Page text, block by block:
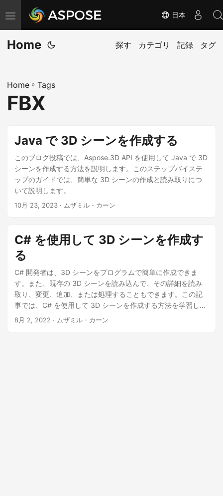
ナ
ビ
ゲ
ョ
ン
り
替
え
日本
Home 探す カテゴリ 記録 タグ
Home » Tags
FBX
Java で 3D シーンを作成する
このブログ投稿では、Aspose.3D API を使用して Java で 3D
シーンを作成する方法を説明します。このステップバイステ
ップのガイドでは、簡単な 3D シーンの作成と読み取りにつ
いて説明します。
10月 23, 2023 · ムザミル・カーン
C# を使用して 3D シーンを作成す
る
C# 開発者は、3D シーンをプログラムで簡単に作成できま
す。また、既存の 3D シーンを読み込んで、その詳細を読み
取り、変更、追加、または処理することもできます。この記
事では、C# を使用して 3D シーンを作成する方法を学習しま
す。
8月 2, 2022 · ムザミル・カーン